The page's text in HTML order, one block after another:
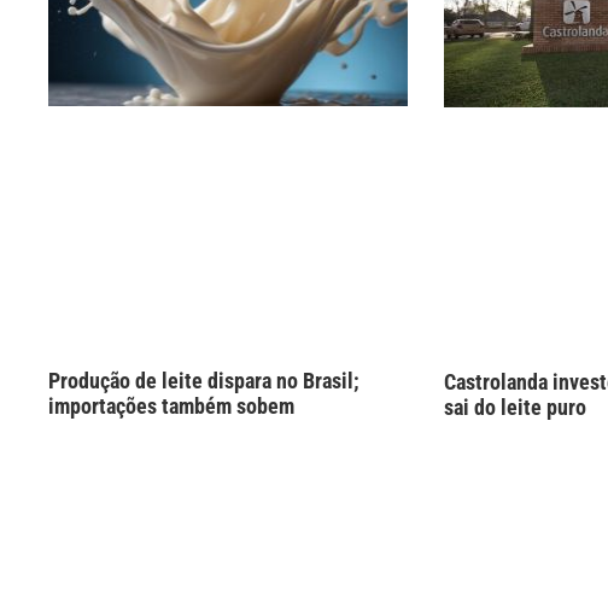
Produção de leite dispara no Brasil;
importações também sobem
Castrolanda
sai do leite puro